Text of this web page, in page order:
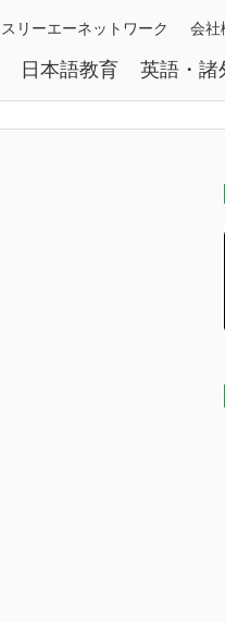
日本語教育 英語・諸
スリーエーネットワーク 会社